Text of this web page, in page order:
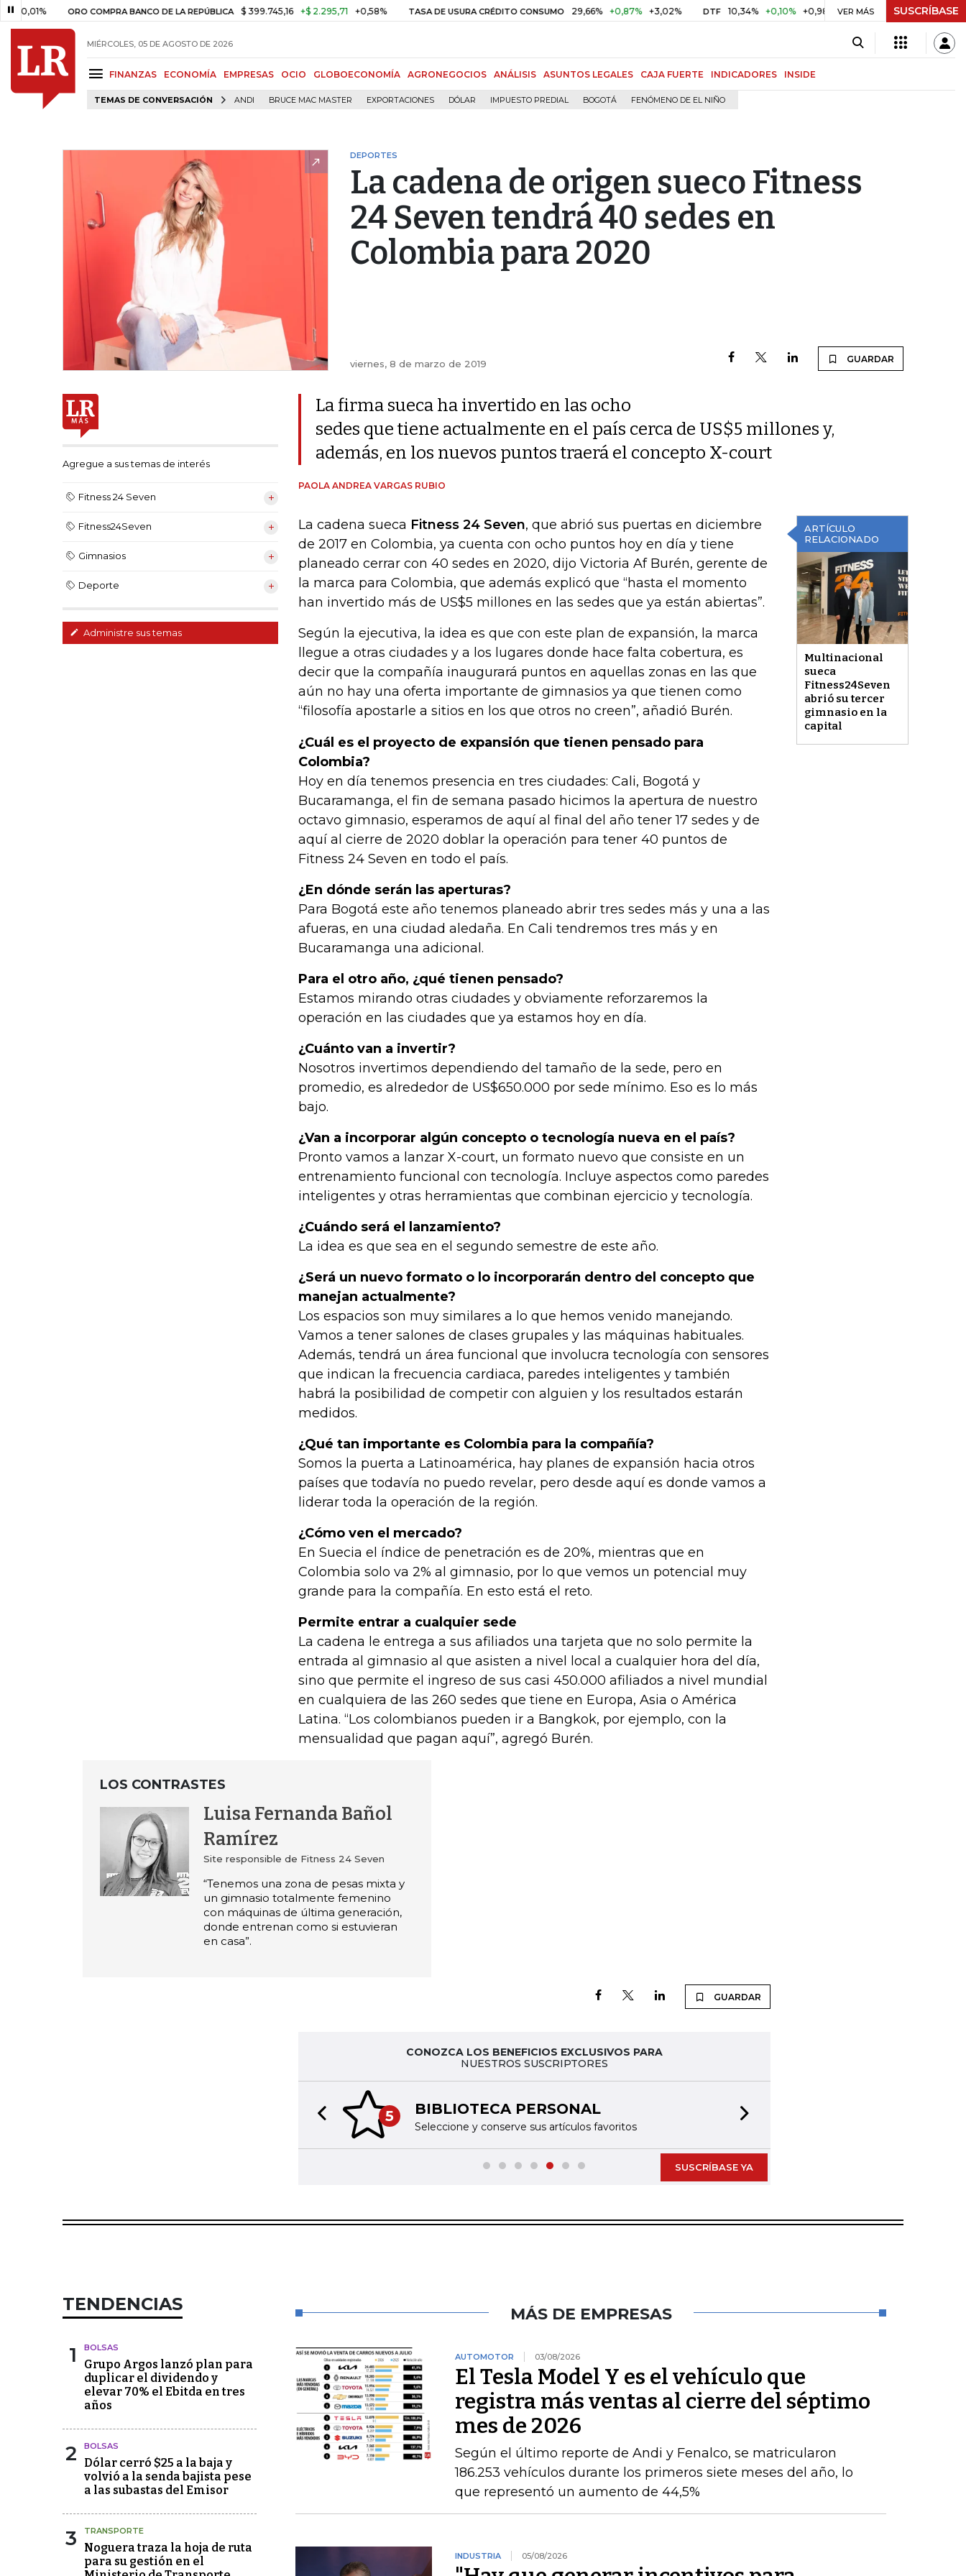
ORO COMPRA BANCO DE LA REPÚBLICA $ 399.745,16 +$ 2.295,71 +0,58% TASA DE USURA CRÉDITO CONSUMO 29,66% +0,87% +3,02% DTF 10,34% +0,10% +0,98% UVR $ 416,86 +$ 0,05 +0,01%
VER MÁS SUSCRÍBASE
MIÉRCOLES, 05 DE AGOSTO DE 2026
FINANZAS ECONOMÍA EMPRESAS OCIO GLOBOECONOMÍA AGRONEGOCIOS ANÁLISIS ASUNTOS LEGALES CAJA FUERTE INDICADORES INSIDE
TEMAS DE CONVERSACIÓN ANDI BRUCE MAC MASTER EXPORTACIONES DÓLAR IMPUESTO PREDIAL BOGOTÁ FENÓMENO DE EL NIÑO
DEPORTES
La cadena de origen sueco Fitness
24 Seven tendrá 40 sedes en
Colombia para 2020
viernes, 8 de marzo de 2019 GUARDAR
Agregue a sus temas de interés
Fitness 24 Seven
Fitness24Seven
Gimnasios
Deporte
Administre sus temas
La firma sueca ha invertido en las ocho
sedes que tiene actualmente en el país cerca de US$5 millones y,
además, en los nuevos puntos traerá el concepto X-court
PAOLA ANDREA VARGAS RUBIO
ARTÍCULO
RELACIONADO
Multinacional
sueca
Fitness24Seven
abrió su tercer
gimnasio en la
capital
La cadena sueca Fitness 24 Seven, que abrió sus puertas en diciembre
de 2017 en Colombia, ya cuenta con ocho puntos hoy en día y tiene
planeado cerrar con 40 sedes en 2020, dijo Victoria Af Burén, gerente de
la marca para Colombia, que además explicó que “hasta el momento
han invertido más de US$5 millones en las sedes que ya están abiertas”.
Según la ejecutiva, la idea es que con este plan de expansión, la marca
llegue a otras ciudades y a los lugares donde hace falta cobertura, es
decir que la compañía inaugurará puntos en aquellas zonas en las que
aún no hay una oferta importante de gimnasios ya que tienen como
“filosofía apostarle a sitios en los que otros no creen”, añadió Burén.
¿Cuál es el proyecto de expansión que tienen pensado para
Colombia?
Hoy en día tenemos presencia en tres ciudades: Cali, Bogotá y
Bucaramanga, el fin de semana pasado hicimos la apertura de nuestro
octavo gimnasio, esperamos de aquí al final del año tener 17 sedes y de
aquí al cierre de 2020 doblar la operación para tener 40 puntos de
Fitness 24 Seven en todo el país.
¿En dónde serán las aperturas?
Para Bogotá este año tenemos planeado abrir tres sedes más y una a las
afueras, en una ciudad aledaña. En Cali tendremos tres más y en
Bucaramanga una adicional.
Para el otro año, ¿qué tienen pensado?
Estamos mirando otras ciudades y obviamente reforzaremos la
operación en las ciudades que ya estamos hoy en día.
¿Cuánto van a invertir?
Nosotros invertimos dependiendo del tamaño de la sede, pero en
promedio, es alrededor de US$650.000 por sede mínimo. Eso es lo más
bajo.
¿Van a incorporar algún concepto o tecnología nueva en el país?
Pronto vamos a lanzar X-court, un formato nuevo que consiste en un
entrenamiento funcional con tecnología. Incluye aspectos como paredes
inteligentes y otras herramientas que combinan ejercicio y tecnología.
¿Cuándo será el lanzamiento?
La idea es que sea en el segundo semestre de este año.
¿Será un nuevo formato o lo incorporarán dentro del concepto que
manejan actualmente?
Los espacios son muy similares a lo que hemos venido manejando.
Vamos a tener salones de clases grupales y las máquinas habituales.
Además, tendrá un área funcional que involucra tecnología con sensores
que indican la frecuencia cardiaca, paredes inteligentes y también
habrá la posibilidad de competir con alguien y los resultados estarán
medidos.
¿Qué tan importante es Colombia para la compañía?
Somos la puerta a Latinoamérica, hay planes de expansión hacia otros
países que todavía no puedo revelar, pero desde aquí es donde vamos a
liderar toda la operación de la región.
¿Cómo ven el mercado?
En Suecia el índice de penetración es de 20%, mientras que en
Colombia solo va 2% al gimnasio, por lo que vemos un potencial muy
grande para la compañía. En esto está el reto.
Permite entrar a cualquier sede
La cadena le entrega a sus afiliados una tarjeta que no solo permite la
entrada al gimnasio al que asisten a nivel local a cualquier hora del día,
sino que permite el ingreso de sus casi 450.000 afiliados a nivel mundial
en cualquiera de las 260 sedes que tiene en Europa, Asia o América
Latina. “Los colombianos pueden ir a Bangkok, por ejemplo, con la
mensualidad que pagan aquí”, agregó Burén.
LOS CONTRASTES
Luisa Fernanda Bañol
Ramírez
Site responsible de Fitness 24 Seven
“Tenemos una zona de pesas mixta y
un gimnasio totalmente femenino
con máquinas de última generación,
donde entrenan como si estuvieran
en casa”.
GUARDAR
CONOZCA LOS BENEFICIOS EXCLUSIVOS PARA
NUESTROS SUSCRIPTORES
5 BIBLIOTECA PERSONAL
Seleccione y conserve sus artículos favoritos
Previous slide
SUSCRÍBASE YA
TENDENCIAS
1 BOLSAS
Grupo Argos lanzó plan para
duplicar el dividendo y
elevar 70% el Ebitda en tres
años
2 BOLSAS
Dólar cerró $25 a la baja y
volvió a la senda bajista pese
a las subastas del Emisor
3 TRANSPORTE
Noguera traza la hoja de ruta
para su gestión en el
MÁS DE EMPRESAS
AUTOMOTOR 03/08/2026
El Tesla Model Y es el vehículo que
registra más ventas al cierre del séptimo
mes de 2026
Según el último reporte de Andi y Fenalco, se matricularon
186.253 vehículos durante los primeros siete meses del año, lo
que representó un aumento de 44,5%
INDUSTRIA 05/08/2026